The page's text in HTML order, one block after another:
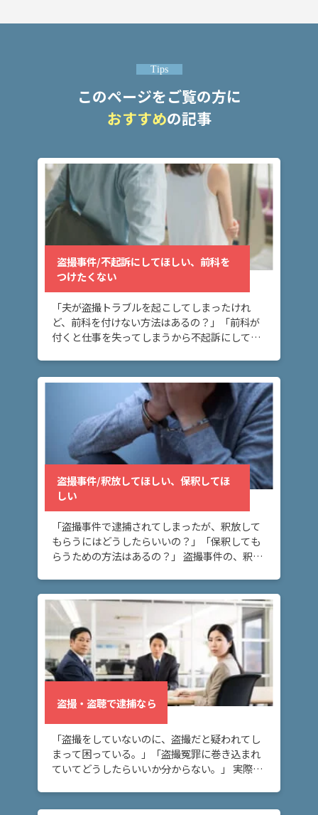
Tips
このページをご覧の方に
おすすめの記事
盗撮事件/不起訴にしてほしい、前科を
つけたくない
「夫が盗撮トラブルを起こしてしまったけれ
ど、前科を付けない方法はあるの？」「前科が
付くと仕事を失ってしまうから不起訴にしてほ
は、不起訴処 […]
盗撮事件/釈放してほしい、保釈してほ
しい
「盗撮事件で逮捕されてしまったが、釈放して
もらうにはどうしたらいいの？」「保釈しても
らうための方法はあるの？」 盗撮事件の、釈
ついて解説 […]
盗撮・盗聴で逮捕なら
「盗撮をしていないのに、盗撮だと疑われてし
まって困っている。」「盗撮冤罪に巻き込まれ
ていてどうしたらいいか分からない。」 実際は